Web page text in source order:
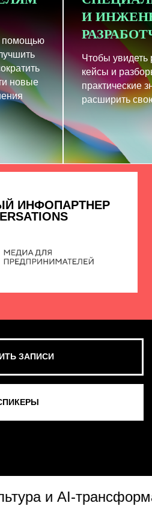
помощью
новые
И
Чтобы увидеть
кейсы и
практические
расширить
и AI-